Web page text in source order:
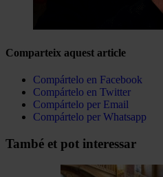
Comparteix aquest article
Compártelo en Facebook
Compártelo en Twitter
Compártelo per Email
Compártelo per Whatsapp
Navegar
També et pot interessar